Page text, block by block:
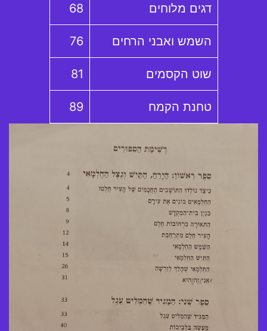
דגים מלוחים 68
השמש ואבני הרחים 76
שוט הקסמים 81
טחנת הקמח 89